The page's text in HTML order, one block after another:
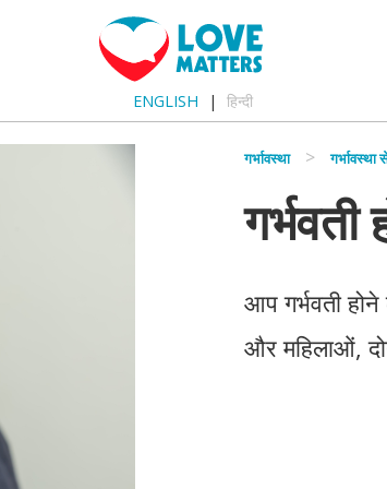
ENGLISH हिन्दी
गर्भावस्था गर्भावस्था
आप गर्भवती
और महिलाओं,